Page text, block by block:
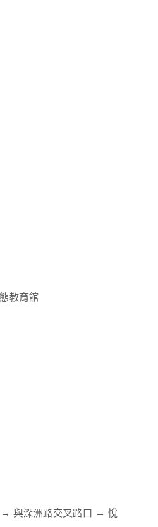
教育館
與深洲路交叉路口 → 悅